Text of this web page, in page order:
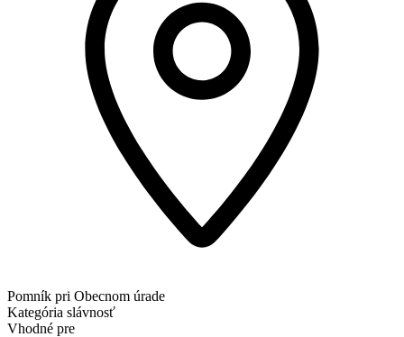
Pomník pri Obecnom úrade
Kategória slávnosť
Vhodné pre